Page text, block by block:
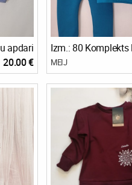
apdari
20.00 € MEIJ